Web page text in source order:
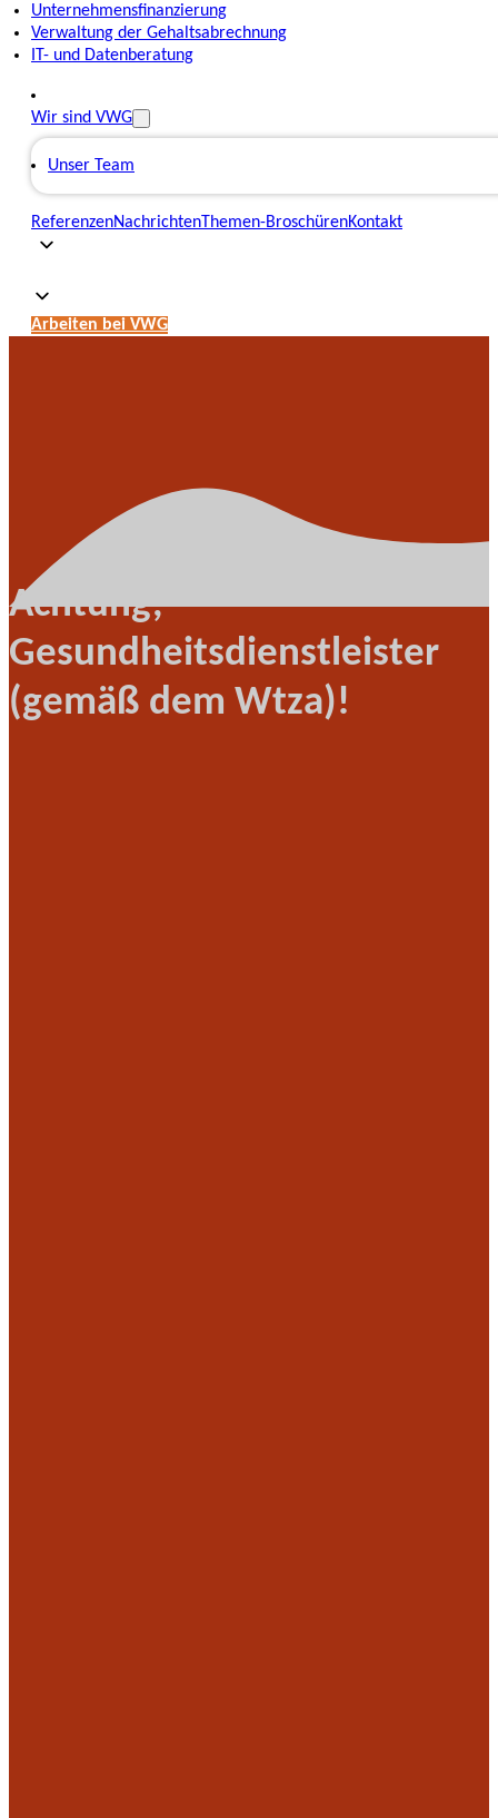
Unternehmensfinanzierung
Verwaltung der Gehaltsabrechnung
IT- und Datenberatung
Wir sind VWG
Unser Team
ReferenzenNachrichtenThemen-BroschürenKontakt
Arbeiten bei VWG
Achtung,
Gesundheitsdienstleister
(gemäß dem Wtza)!